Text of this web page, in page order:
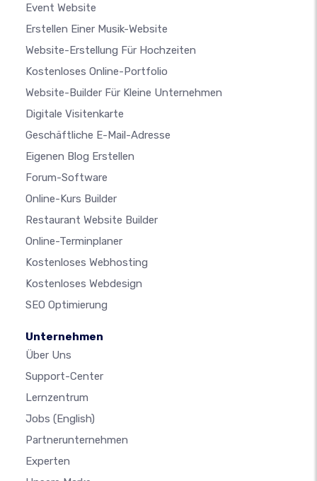
Event Website
Erstellen Einer Musik-Website
Website-Erstellung Für Hochzeiten
Kostenloses Online-Portfolio
Website-Builder Für Kleine Unternehmen
Digitale Visitenkarte
Geschäftliche E-Mail-Adresse
Eigenen Blog Erstellen
Forum-Software
Online-Kurs Builder
Restaurant Website Builder
Online-Terminplaner
Kostenloses Webhosting
Kostenloses Webdesign
SEO Optimierung
Unternehmen
Über Uns
Support-Center
Lernzentrum
Jobs (English)
Partnerunternehmen
Experten